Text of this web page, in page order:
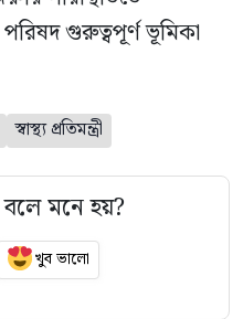
গুরুত্বপূর্ণ ভূমিকা
স্বাস্থ্য প্রতিমন্ত্রী
বলে মনে হয়?
খুব ভালো